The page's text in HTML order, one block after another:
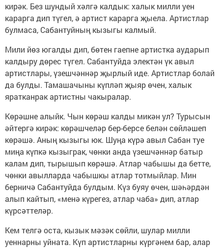
кирәк. Без шундый хәлгә калдык: халык милли уен
карарга дип түгел, ә артист карарга җыела. Артистлар
булмаса, Сабантуйның кызыгы калмый.
Мили йөз югалды дип, бөтен гаепне артистка аударып
калдыру дөрес түгел. Сабантуйда электән үк авыл
артистлары, үзешчәннәр җырлый иде. Артистлар болай
да булды. Тамашачыны күпләп җыяр өчен, халык
яратканрак артистны чакыралар.
Көрәшне алыйк. Чын көрәш калды микән ул? Турысын
әйтергә кирәк: көрәшчеләр бер-берсе белән сөйләшеп
көрәшә. Аның кызыгы юк. Шуңа күрә авыл Сабан туе
миңа күпкә кызыграк, чөнки анда үзешчәннәр батыр
калам дип, тырышып көрәшә. Атлар чабышы да бетте,
чөнки авылларда чабышкы атлар тотмыйлар. Мин
берничә Сабантуйда булдым. Күз буяу өчен, шәһәрдән
алып кайтып, «менә күрегез, атлар чаба» дип, атлар
күрсәттеләр.
Кем телгә оста, кызык мәзәк сөйли, шулар милли
уеннарны уйната. Күп артистларны күргәнем бар, алар